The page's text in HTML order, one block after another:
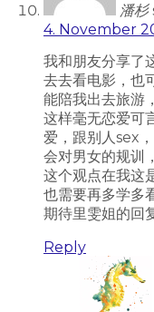
潘杉
4. November
我和朋友分享了
去去看电影，也
能陪我出去旅游
这样毫无恋爱可
爱，跟别人sex
会对男女的规训
这个观点在我这
也需要再多学多
期待里雯姐的回
Reply